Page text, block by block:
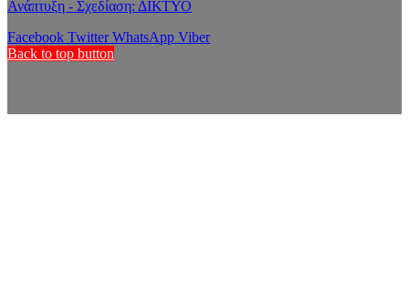
Ανάπτυξη - Σχεδίαση: ΔΙΚΤΥΟ
Facebook Twitter WhatsApp Viber
Back to top button